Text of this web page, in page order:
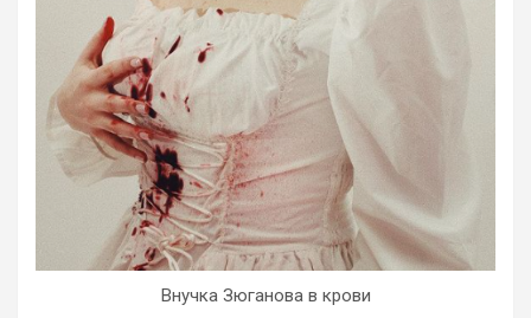
Внучка Зюганова в крови